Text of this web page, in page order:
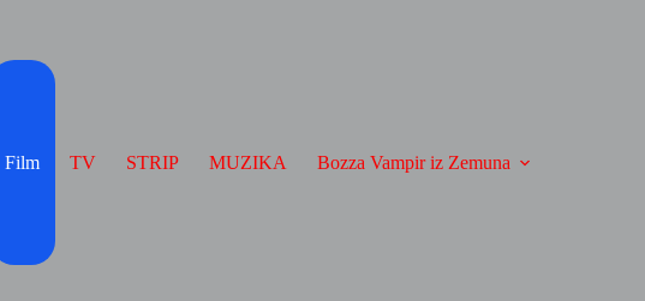
Film TV STRIP MUZIKA Bozza Vampir iz Zemuna